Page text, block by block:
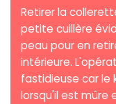
Retirer la
petite cuillère
peau pour en
intérieure.
fastidieuse car le
lorsqu'il est mûre